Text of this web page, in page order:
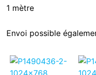
1 mètre
Envoi possible